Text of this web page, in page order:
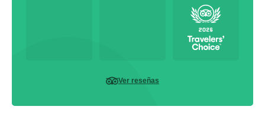
Ver reseñas